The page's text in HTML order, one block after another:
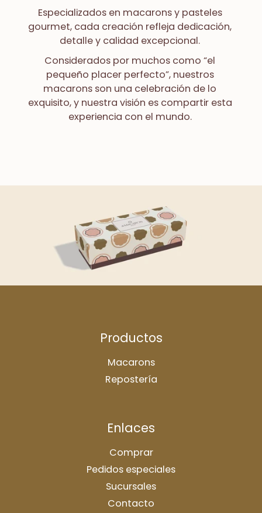
Especializados en macarons y pasteles
gourmet, cada creación refleja dedicación,
detalle y calidad excepcional.
Considerados por muchos como “el
pequeño placer perfecto”, nuestros
macarons son una celebración de lo
exquisito, y nuestra visión es compartir esta
experiencia con el mundo.
Productos
Macarons
Repostería
Enlaces
Comprar
Pedidos especiales
Sucursales
Contacto